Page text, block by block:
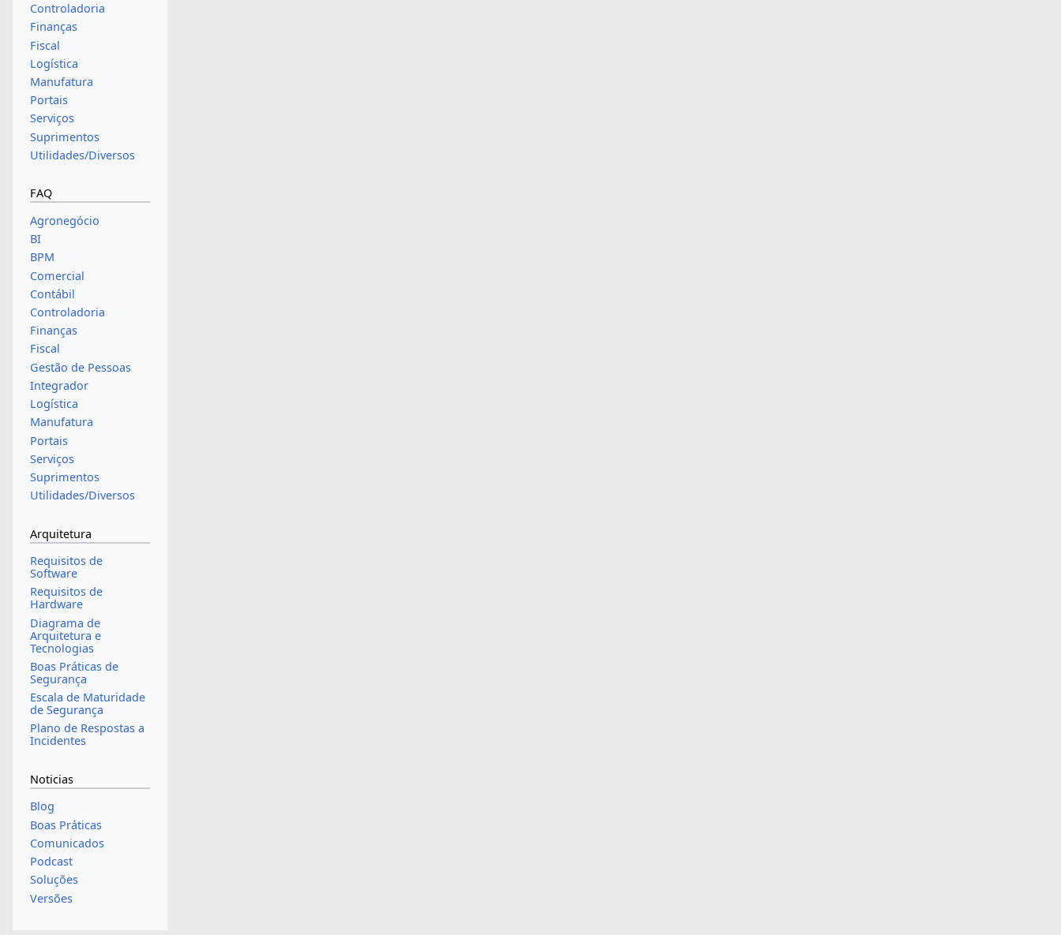
Controladoria
Finanças
Fiscal
Logística
Manufatura
Portais
Serviços
Suprimentos
Utilidades/Diversos
FAQ
Agronegócio
BI
BPM
Comercial
Contábil
Controladoria
Finanças
Fiscal
Gestão de Pessoas
Integrador
Logística
Manufatura
Portais
Serviços
Suprimentos
Utilidades/Diversos
Arquitetura
Requisitos de
Software
Requisitos de
Hardware
Diagrama de
Arquitetura e
Tecnologias
Boas Práticas de
Segurança
Escala de Maturidade
de Segurança
Plano de Respostas a
Incidentes
Noticias
Blog
Boas Práticas
Comunicados
Podcast
Soluções
Versões